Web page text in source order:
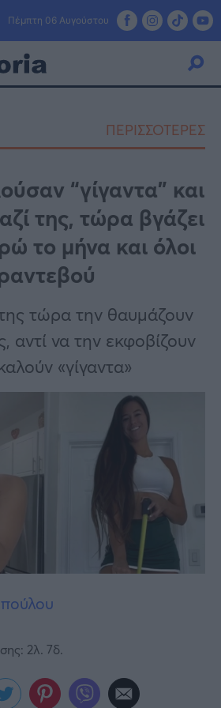
Πέμπτη 06 Αυγούστου
ΠΕΡΙΣΣΟΤΕΡΕΣ
“γίγαντα” και
της, τώρα βγάζει
το μήνα και όλοι
τώρα την θαυμάζουν
αντί να την εκφοβίζουν
«γίγαντα»
2λ. 7δ.